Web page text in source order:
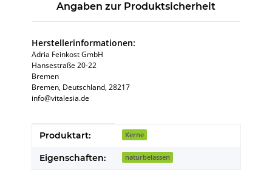
Angaben zur Produktsicherheit
Herstellerinformationen:
Adria Feinkost GmbH
Hansestraße 20-22
Bremen
Bremen, Deutschland, 28217
info@vitalesia.de
Produkteigenschaft
Wert
Produktart: Kerne
Eigenschaften: naturbelassen